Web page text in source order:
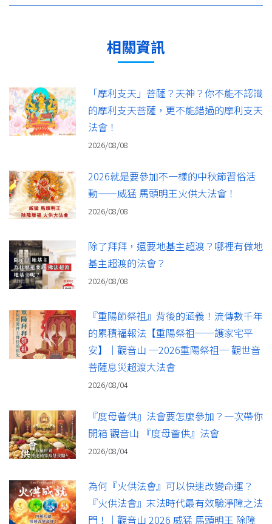
相關資訊
「摩利支天」菩薩？天神？你不能不認識
的摩利支天菩薩，更不能錯過的摩利支天
法會！
2026/08/08
2026就是要參加不一樣的中秋節習俗活
動——威猛 馬頭明王火供大法會！
2026/08/08
除了拜拜，還要地基主超渡？哪裡有做地
基主超渡的法會？
2026/08/08
『重陽節祭祖』背後的涵義！流傳數千年
的累積福報法【重陽祭祖──護家宅平
安】｜觀音山 ─2026重陽祭祖─ 觀世音
菩薩息災超渡大法會
2026/08/04
『度母薈供』法會要怎麼參加？一次帶你
開箱 觀音山 『度母薈供』法會
2026/08/04
為何『火供法會』可以快速改變命運？
『火供法會』末法時代最有效驗淨障之法
門！｜觀音山 2026 威猛 馬頭明王 除障